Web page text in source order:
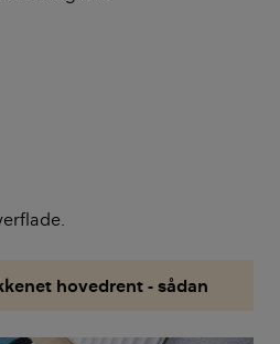
hovedrent - sådan